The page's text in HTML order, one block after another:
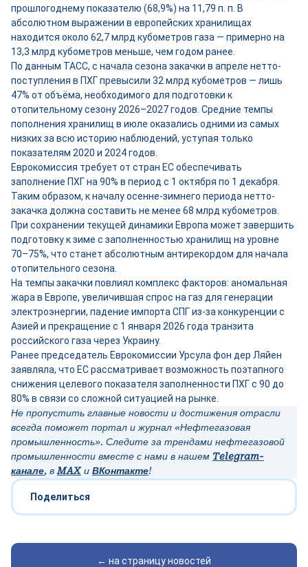
прошлогоднему показателю (68,9%) на 11,79 п. п. В
абсолютном выражении в европейских хранилищах
находится около 62,7 млрд кубометров газа — примерно на
13,3 млрд кубометров меньше, чем годом ранее.
По данным ТАСС, с начала сезона закачки в апреле нетто-
поступления в ПХГ превысили 32 млрд кубометров — лишь
47% от объёма, необходимого для подготовки к
отопительному сезону 2026–2027 годов. Средние темпы
пополнения хранилищ в июле оказались одними из самых
низких за всю историю наблюдений, уступая только
показателям 2020 и 2024 годов.
Еврокомиссия требует от стран ЕС обеспечивать
заполнение ПХГ на 90% в период с 1 октября по 1 декабря.
Таким образом, к началу осенне-зимнего периода нетто-
закачка должна составить не менее 68 млрд кубометров.
При сохранении текущей динамики Европа может завершить
подготовку к зиме с заполненностью хранилищ на уровне
70–75%, что станет абсолютным антирекордом для начала
отопительного сезона.
На темпы закачки повлиял комплекс факторов: аномальная
жара в Европе, увеличившая спрос на газ для генерации
электроэнергии, падение импорта СПГ из-за конкуренции с
Азией и прекращение с 1 января 2026 года транзита
российского газа через Украину.
Ранее председатель Еврокомиссии Урсула фон дер Ляйен
заявляла, что ЕС рассматривает возможность поэтапного
снижения целевого показателя заполненности ПХГ с 90 до
80% в связи со сложной ситуацией на рынке.
Не пропустить главные новости и достижения отрасли
всегда поможет портал и журнал «Нефтегазовая
промышленность». Следите за трендами нефтегазовой
промышленности вместе с нами в нашем Telegram-
канале, в MAXи ВКонтакте!
Поделиться
← на страницу новостей